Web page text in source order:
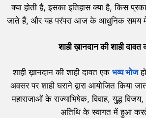
क्या होती है, इसका इतिहास क्या है, किस
जाते हैं, और यह परंपरा आज के आधुनिक समय
शाही ख़ानदान की शाही दावत
शाही ख़ानदान की शाही दावत एक भव्य भोज
अवसर पर शाही घराने द्वारा आयोजित किया
महाराजाओं के राज्याभिषेक, विवाह, युद्ध विजय,
अतिथि के स्वागत में हुआ